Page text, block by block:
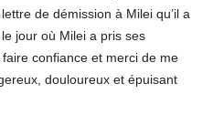
de démission à Milei qu’il a
jour où Milei a pris ses
confiance et merci de me
douloureux et épuisant